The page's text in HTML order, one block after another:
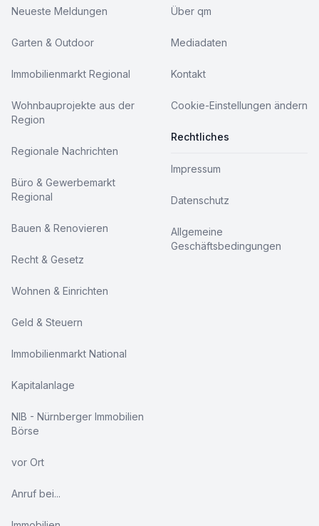
Neueste Meldungen
Garten & Outdoor
Immobilienmarkt Regional
Wohnbauprojekte aus der
Region
Regionale Nachrichten
Büro & Gewerbemarkt
Regional
Bauen & Renovieren
Recht & Gesetz
Wohnen & Einrichten
Geld & Steuern
Immobilienmarkt National
Kapitalanlage
NIB - Nürnberger Immobilien
Börse
vor Ort
Anruf bei...
Über qm
Mediadaten
Kontakt
Cookie-Einstellungen ändern
Rechtliches
Impressum
Datenschutz
Allgemeine
Geschäftsbedingungen